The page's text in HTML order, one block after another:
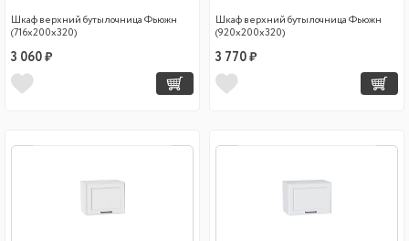
Шкаф верхний бутылочница Фьюжн
(716х200х320)
3 060 ₽
Шкаф верхний бутылочница Фьюжн
(920х200х320)
3 770 ₽